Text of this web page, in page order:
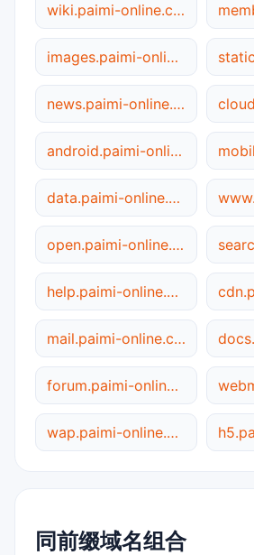
wiki.paimi-online.com.cn
images.paimi-online.com.cn
news.paimi-online.com.cn
android.paimi-online.com.cn
data.paimi-online.com.cn
open.paimi-online.com.cn
help.paimi-online.com.cn
mail.paimi-online.com.cn
forum.paimi-online.com.cn
wap.paimi-online.com.cn
同前缀域名组合